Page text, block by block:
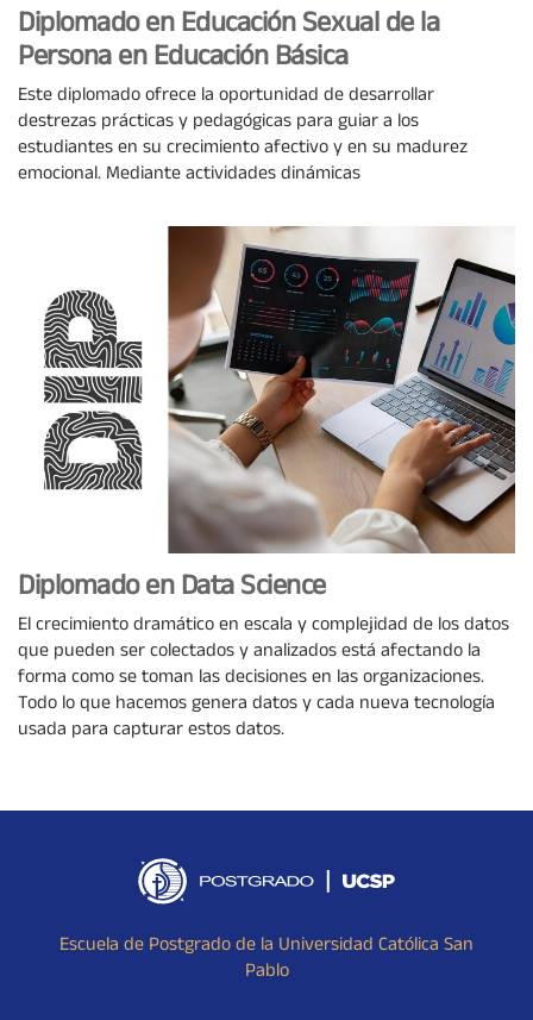
Diplomado en Educación Sexual de la
Persona en Educación Básica
Este diplomado ofrece la oportunidad de desarrollar
destrezas prácticas y pedagógicas para guiar a los
estudiantes en su crecimiento afectivo y en su madurez
emocional. Mediante actividades dinámicas
Diplomado en Data Science
El crecimiento dramático en escala y complejidad de los datos
que pueden ser colectados y analizados está afectando la
forma como se toman las decisiones en las organizaciones.
Todo lo que hacemos genera datos y cada nueva tecnología
usada para capturar estos datos.
Escuela de Postgrado de la Universidad Católica San
Pablo